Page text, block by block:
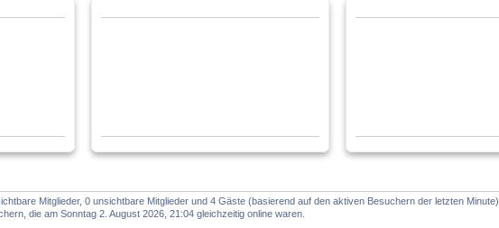
Mitglieder, 0 unsichtbare Mitglieder und 4 Gäste (basierend auf den aktiven Besuchern der letzten Minute)
die am Sonntag 2. August 2026, 21:04 gleichzeitig online waren.